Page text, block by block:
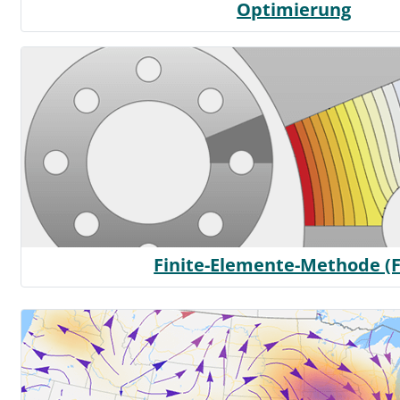
Optimierung
Finite-Elemente-Methode